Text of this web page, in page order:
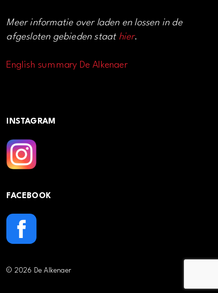
Meer informatie over laden en lossen in de
afgesloten gebieden staat hier.
English summary De Alkenaer
INSTAGRAM
FACEBOOK
© 2026 De Alkenaer